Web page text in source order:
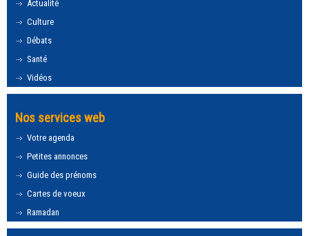
Actualité
Culture
Débats
Santé
Vidéos
Nos services web
Votre agenda
Petites annonces
Guide des prénoms
Cartes de voeux
Ramadan